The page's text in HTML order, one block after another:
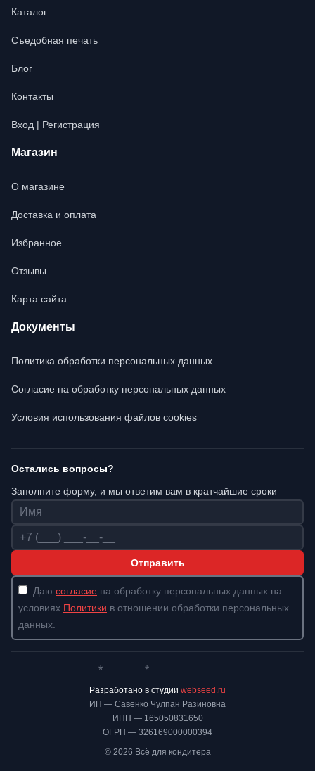
Каталог
Съедобная печать
Блог
Контакты
Вход | Регистрация
Магазин
О магазине
Доставка и оплата
Избранное
Отзывы
Карта сайта
Документы
Политика обработки персональных данных
Согласие на обработку персональных данных
Условия использования файлов cookies
Остались вопросы?
Заполните форму, и мы ответим вам в кратчайшие сроки
Имя
Телефон
Отправить
Даю согласие на обработку персональных данных на
условиях Политики в отношении обработки персональных
данных.
ИП — Савенко Чулпан Разиновна
ИНН — 165050831650
ОГРН — 326169000000394
© 2026 Всё для кондитера
* *
Разработано в студии webseed.ru